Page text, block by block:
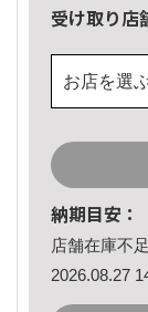
受け取り店
お店を選
納期目安：
店舗在庫不
2026.08.27